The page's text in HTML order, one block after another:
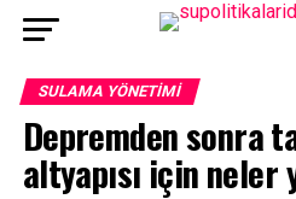
SULAMA YÖNETIMI
Depremden sonra
altyapısı için neler